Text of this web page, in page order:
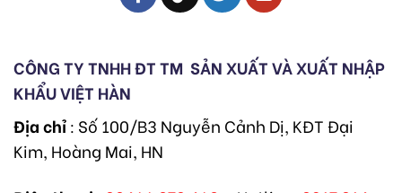
CÔNG TY TNHH ĐT TM SẢN XUẤT VÀ XUẤT NHẬP
KHẨU VIỆT HÀN
Địa chỉ: Số 100/B3 Nguyễn Cảnh Dị, KĐT Đại
Kim, Hoàng Mai, HN